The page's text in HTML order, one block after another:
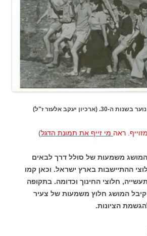
יעקב אלעזר ז"ל)
ראה מי זייף את תמונת הדגל)
משמעות של סולל דרך לבאים
ההתיישבות בארץ ישראל. וכאן קמו
חלוצי החינוך וכדומה. בתקופה
המושג חלוץ משמעות של צעיר
הציונות.